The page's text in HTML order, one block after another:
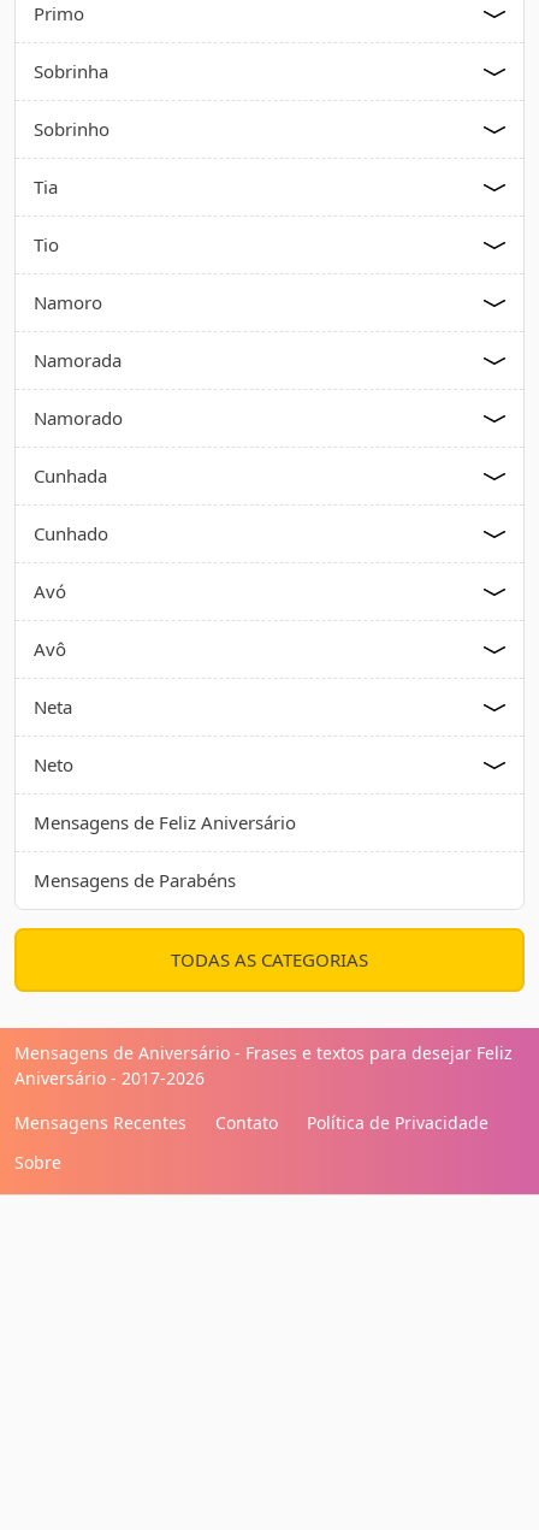
Primo
Sobrinha
Sobrinho
Tia
Tio
Namoro
Namorada
Namorado
Cunhada
Cunhado
Avó
Avô
Neta
Neto
Mensagens de Feliz Aniversário
Mensagens de Parabéns
TODAS AS CATEGORIAS
Mensagens de Aniversário - Frases e textos para desejar Feliz
Aniversário - 2017-2026
Mensagens Recentes
Contato
Política de Privacidade
Sobre